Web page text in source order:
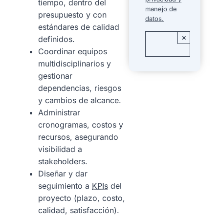
tiempo, dentro del
presupuesto y con
estándares de calidad
definidos.
Coordinar equipos
multidisciplinarios y
gestionar
dependencias, riesgos
y cambios de alcance.
Administrar
cronogramas, costos y
recursos, asegurando
visibilidad a
stakeholders.
Diseñar y dar
seguimiento a KPIs del
proyecto (plazo, costo,
calidad, satisfacción).
manejo de
datos.
×